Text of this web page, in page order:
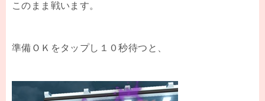
このまま戦います。
準備ＯＫをタップし１０秒待つと、